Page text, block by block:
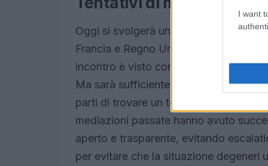
I want
Oggi si svolgerà un vertice cruciale a
Francia e Regno Unito incontreranno
incontro è visto come un tentativo di
Ma sarà sufficiente? Il successo delle
parti di trovare un terreno comune. I
mediazioni passate hanno avuto
aperto e trasparente, evitando
per evitare che la situazione degeneri